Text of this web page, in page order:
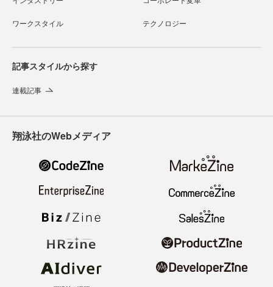
ワークスタイル テクノロジー
記事スタイルから探す
連載記事
翔泳社のWebメディア